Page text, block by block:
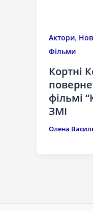
Актори,
Фільми
Кортні
фільмі
ЗМІ
Олена